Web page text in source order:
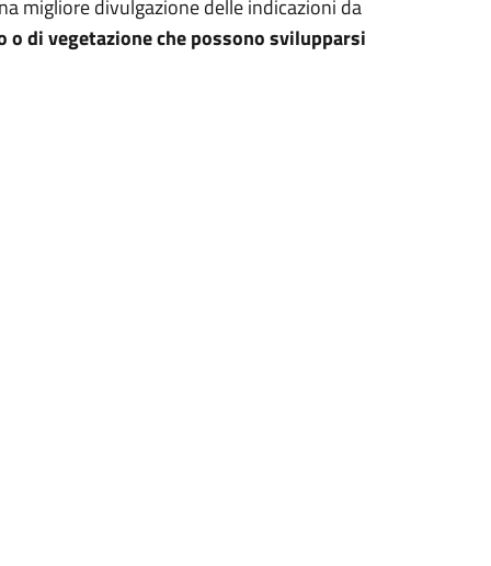
migliore divulgazione delle indicazioni da
di vegetazione che possono svilupparsi